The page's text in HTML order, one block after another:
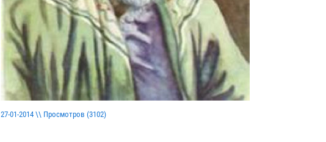
27-01-2014 \\ Просмотров (3102)